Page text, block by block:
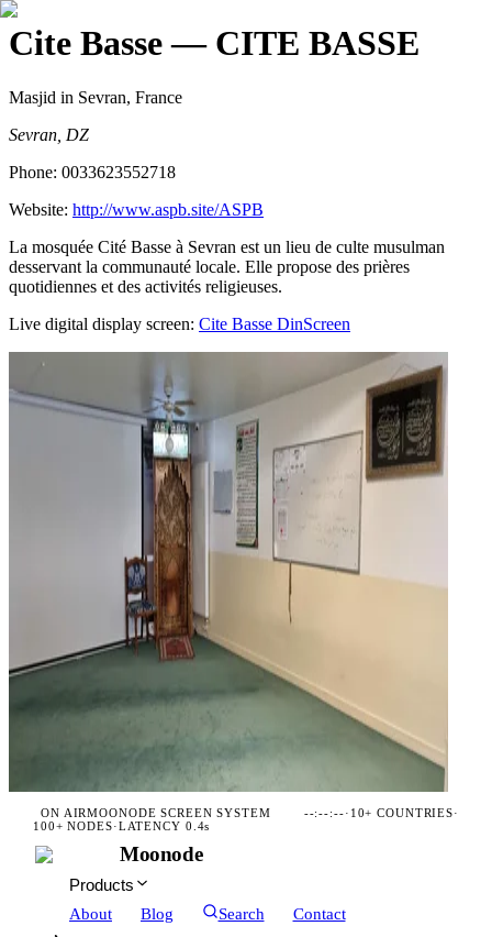
Cite Basse— CITE BASSE
Masjid in Sevran, France
Sevran, DZ
Phone: 0033623552718
Website: http://www.aspb.site/ASPB
La mosquée Cité Basse à Sevran est un lieu de culte musulman
desservant la communauté locale. Elle propose des prières
quotidiennes et des activités religieuses.
Live digital display screen: Cite Basse DinScreen
ON AIRMOONODE SCREEN SYSTEM --:--:--· 10+ COUNTRIES·
100+ NODES·LATENCY 0.4s
Moonode
Products
About
Blog Search Contact